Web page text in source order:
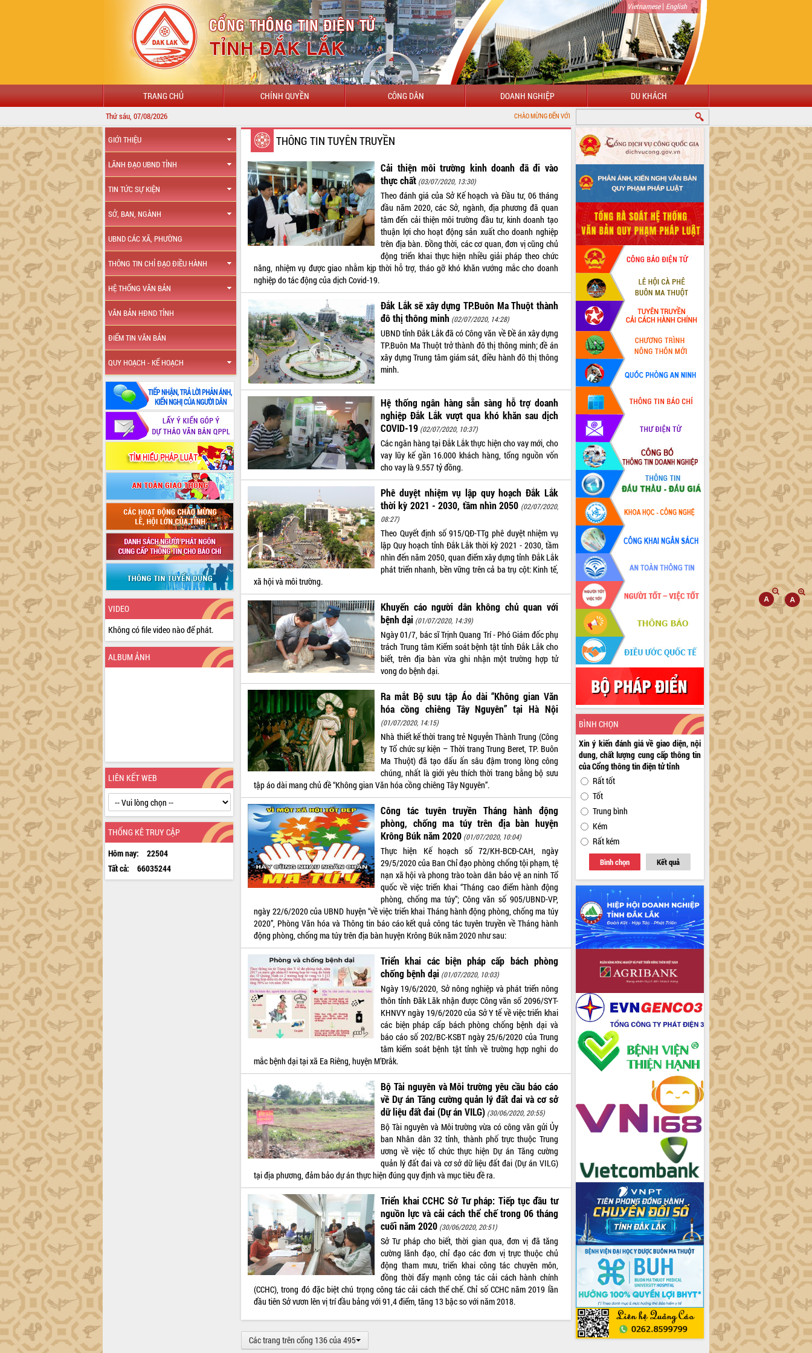
Vietnamese| English
TRANG CHỦ CHÍNH QUYỀN CÔNG DÂN DOANH NGHIỆP DU KHÁCH
Thứ sáu, 07/08/2026 CHÀO MỪNG ĐẾN VỚI CỔNG THÔNG TIN ĐIỆN TỬ TỈNH ĐẮK LẮK
GIỚI THIỆU
LÃNH ĐẠO UBND TỈNH
TIN TỨC SỰ KIỆN
SỞ, BAN, NGÀNH
UBND CÁC XÃ, PHƯỜNG
THÔNG TIN CHỈ ĐẠO ĐIỀU HÀNH
HỆ THỐNG VĂN BẢN
VĂN BẢN HĐND TỈNH
ĐIỂM TIN VĂN BẢN
QUY HOẠCH - KẾ HOẠCH
VIDEO
Không có file video nào để phát.
ALBUM ẢNH
LIÊN KẾT WEB
THỐNG KÊ TRUY CẬP
Hôm nay:
22504
Tất cả:
66035244
THÔNG TIN TUYÊN TRUYỀN
Cải thiện môi trường kinh doanh đã đi vào
thực chất (03/07/2020, 13:30)
Theo đánh giá của Sở Kế hoạch và Đầu tư, 06 tháng
đầu năm 2020, các Sở, ngành, địa phương đã quan
tâm đến cải thiện môi trường đầu tư, kinh doanh tạo
thuận lợi cho hoạt động sản xuất cho doanh nghiệp
trên địa bàn. Đồng thời, các cơ quan, đơn vị cũng chủ
động triển khai thực hiện nhiều giải pháp theo chức
năng, nhiệm vụ được giao nhằm kịp thời hỗ trợ, tháo gỡ khó khăn vướng mắc cho doanh
nghiệp do tác động của dịch Covid-19.
Đắk Lắk sẽ xây dựng TP.Buôn Ma Thuột thành
đô thị thông minh (02/07/2020, 14:28)
UBND tỉnh Đắk Lắk đã có Công văn về Đề án xây dựng
TP.Buôn Ma Thuột trở thành đô thị thông minh; đề án
xây dựng Trung tâm giám sát, điều hành đô thị thông
minh.
Hệ thống ngân hàng sẵn sàng hỗ trợ doanh
nghiệp Đắk Lắk vượt qua khó khăn sau dịch
COVID-19 (02/07/2020, 10:37)
Các ngân hàng tại Đắk Lắk thực hiện cho vay mới, cho
vay lũy kế gần 16.000 khách hàng, tổng nguồn vốn
cho vay là 9.557 tỷ đồng.
Phê duyệt nhiệm vụ lập quy hoạch Đắk Lắk
thời kỳ 2021 - 2030, tầm nhìn 2050 (02/07/2020,
08:27)
Theo Quyết định số 915/QĐ-TTg phê duyệt nhiệm vụ
lập Quy hoạch tỉnh Đắk Lắk thời kỳ 2021 - 2030, tầm
nhìn đến năm 2050, quan điểm xây dựng tỉnh Đắk Lắk
phát triển nhanh, bền vững trên cả ba trụ cột: Kinh tế,
xã hội và môi trường.
Khuyến cáo người dân không chủ quan với
bệnh dại (01/07/2020, 14:39)
Ngày 01/7, bác sĩ Trịnh Quang Trí - Phó Giám đốc phụ
trách Trung tâm Kiểm soát bệnh tật tỉnh Đắk Lắk cho
biết, trên địa bàn vừa ghi nhận một trường hợp tử
vong do bệnh dại.
Ra mắt Bộ sưu tập Áo dài “Không gian Văn
hóa cồng chiêng Tây Nguyên” tại Hà Nội
(01/07/2020, 14:15)
Nhà thiết kế thời trang trẻ Nguyễn Thành Trung (Công
ty Tổ chức sự kiện – Thời trang Trung Beret, TP. Buôn
Ma Thuột) đã tạo dấu ấn sâu đậm trong lòng công
chúng, nhất là giới yêu thích thời trang bằng bộ sưu
tập áo dài mang chủ đề “Không gian Văn hóa cồng chiêng Tây Nguyên”.
Công tác tuyên truyền Tháng hành động
phòng, chống ma túy trên địa bàn huyện
Krông Búk năm 2020 (01/07/2020, 10:04)
Thực hiện Kế hoạch số 72/KH-BCĐ-CAH, ngày
29/5/2020 của Ban Chỉ đạo phòng chống tội phạm, tệ
nạn xã hội và phong trào toàn dân bảo vệ an ninh Tổ
quốc về việc triển khai “Tháng cao điểm hành động
phòng, chống ma túy”; Công văn số 905/UBND-VP,
ngày 22/6/2020 của UBND huyện “về việc triển khai Tháng hành động phòng, chống ma túy
2020”, Phòng Văn hóa và Thông tin báo cáo kết quả công tác tuyên truyền về Tháng hành
động phòng, chống ma túy trên địa bàn huyện Krông Búk năm 2020 như sau:
Triển khai các biện pháp cấp bách phòng
chống bệnh dại (01/07/2020, 10:03)
Ngày 19/6/2020, Sở nông nghiệp và phát triển nông
thôn tỉnh Đăk Lăk nhận được Công văn số 2096/SYT-
KHNVY ngày 19/6/2020 của Sở Y tế về việc triển khai
các biện pháp cấp bách phòng chống bệnh dại và
báo cáo số 202/BC-KSBT ngày 25/6/2020 của Trung
tâm kiểm soát bệnh tật tỉnh về trường hợp nghi do
mắc bệnh dại tại xã Ea Riêng, huyện M’Đrắk.
Bộ Tài nguyên và Môi trường yêu cầu báo cáo
về Dự án Tăng cường quản lý đất đai và cơ sở
dữ liệu đất đai (Dự án VILG) (30/06/2020, 20:55)
Bộ Tài nguyên và Môi trường vừa có công văn gửi Ủy
ban Nhân dân 32 tỉnh, thành phố trực thuộc Trung
ương về việc tổ chức thực hiện Dự án Tăng cường
quản lý đất đai và cơ sở dữ liệu đất đai (Dự án VILG)
tại địa phương, đảm bảo dự án thực hiện đúng quy định và mục tiêu đề ra.
Triển khai CCHC Sở Tư pháp: Tiếp tục đầu tư
nguồn lực và cải cách thể chế trong 06 tháng
cuối năm 2020 (30/06/2020, 20:51)
Sở Tư pháp cho biết, thời gian qua, đơn vị đã tăng
cường lãnh đạo, chỉ đạo các đơn vị trực thuộc chủ
động tham mưu, triển khai công tác chuyên môn,
đồng thời đẩy mạnh công tác cải cách hành chính
(CCHC), trong đó đặc biệt chú trọng công tác cải cách thể chế. Chỉ số CCHC năm 2019 lần
đầu tiên Sở vươn lên vị trí đầu bảng với 91,4 điểm, tăng 13 bậc so với năm 2018.
Các trang trên cổng 136 của 495
BÌNH CHỌN
Xin ý kiến đánh giá về giao diện, nội
dung, chất lượng cung cấp thông tin
của Cổng thông tin điện tử tỉnh
Rất tốt
Tốt
Trung bình
Kém
Rất kém
Bình chọn Kết quả